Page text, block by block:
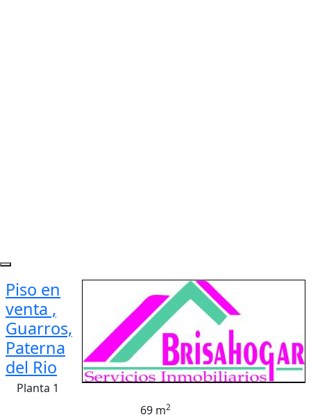
Piso en
venta ,
Guarros,
Paterna
del Rio
Planta 1
69 m2